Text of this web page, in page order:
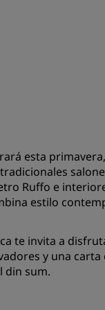
esta
Ruffo e
estilo
te invita a
y una
din sum.